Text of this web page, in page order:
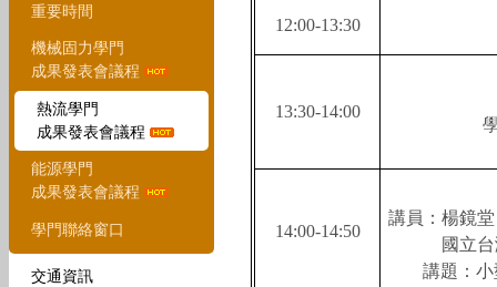
重要時間
機械固力學門
成果發表會議程
熱流學門
成果發表會議程
能源學門
成果發表會議程
學門聯絡窗口
交通資訊
12:00-13:30
13:30-14:00
14:00-14:50
講員：楊鏡堂
國立
講題： 小